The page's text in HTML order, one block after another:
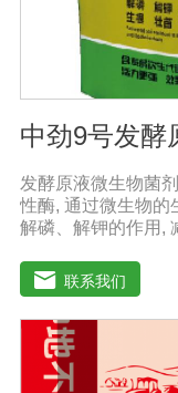
中劲9号发酵
发酵原液微生物菌
性酶, 通过微生物的
解磷、解钾的作用,
刺激调节植物生长;
物质, 可以抑制细菌
到促进植物生长的
松土壤, 提高土壤
防止板结, 有效解
题。2、解磷解钾
联系我们